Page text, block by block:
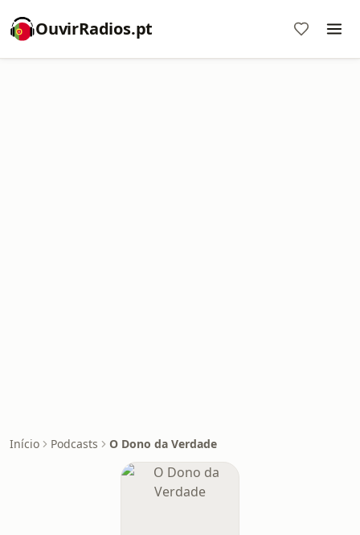
OuvirRadios.pt
Início Podcasts O Dono da Verdade